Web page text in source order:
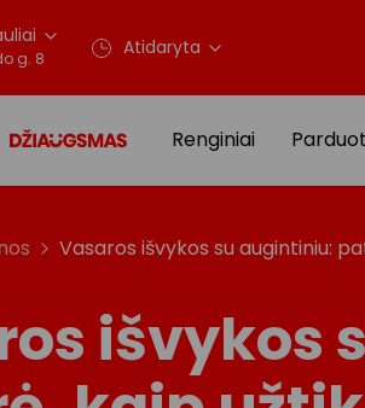
g. 8 Atidaryta
Renginiai
Vasaros išvykos su augintiniu:
išvykos